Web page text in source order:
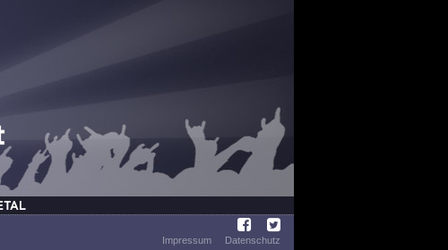
Impressum
Datenschutz